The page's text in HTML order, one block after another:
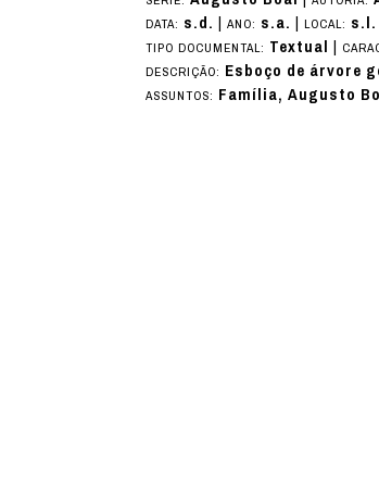
DATA: s.d. |ANO: s.a. |LOCAL: s.l.
TIPO DOCUMENTAL: Textual |
DESCRIÇÃO: Esboço de árvore
ASSUNTOS: Família, Augusto